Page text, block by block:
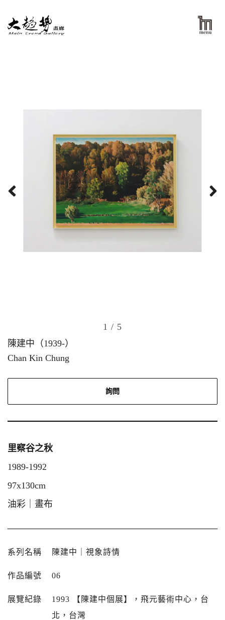
1 / 5
陳建中（1939-）
Chan Kin Chung
詢問
里察谷之秋
1989-1992
97x130cm
油彩｜畫布
系列名稱 陳建中｜視象詩情
作品編號 06
展覽紀錄
1993 【陳建中個展】，飛元藝術中心，台
北，台灣